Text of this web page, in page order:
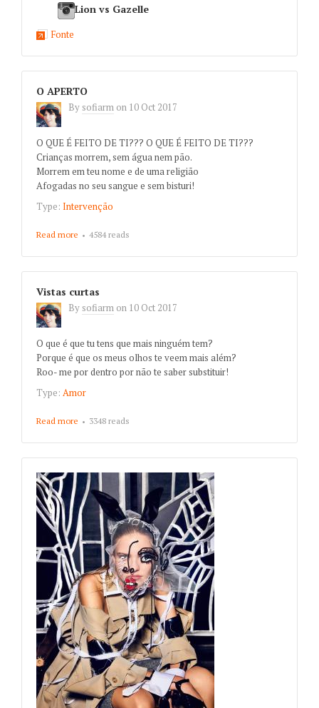
Lion vs Gazelle
Fonte
O APERTO
By sofiarm on 10 Oct 2017
O QUE É FEITO DE TI??? O QUE É FEITO DE TI???
Crianças morrem, sem água nem pão.
Morrem em teu nome e de uma religião
Afogadas no seu sangue e sem bisturi!
Type: Intervenção
Read more about O APERTO
4584 reads
Vistas curtas
By sofiarm on 10 Oct 2017
O que é que tu tens que mais ninguém tem?
Porque é que os meus olhos te veem mais além?
Roo- me por dentro por não te saber substituir!
Type: Amor
Read more about Vistas curtas
3348 reads